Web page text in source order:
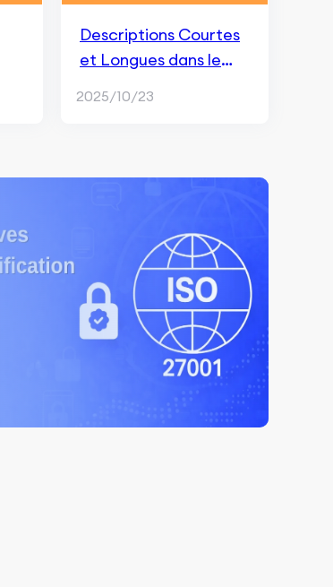
Descriptions Courtes
et Longues dans le
2025/10/23